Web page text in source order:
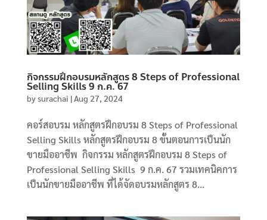
กิจกรรมฝึกอบรมหลักสูตร 8 Steps of Professional
Selling Skills 9 ก.ค. 67
bysurachai |Aug 27, 2024
คอร์สอบรม หลักสูตรฝึกอบรม 8 Steps of Professional
Selling Skills หลักสูตรฝึกอบรม 8 ขั้นตอนการเป็นนัก
ขายมืออาชีพ กิจกรรม หลักสูตรฝึกอบรม 8 Steps of
Professional Selling Skills 9 ก.ค. 67 รวมเทคนิคการ
เป็นนักขายมืออาชีพ ที่ได้จัดอบรมหลักสูตร 8...